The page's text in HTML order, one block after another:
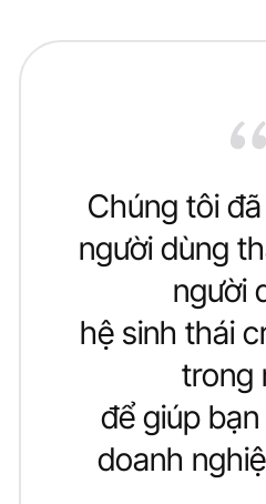
Chúng tôi
người dùng
người
hệ sinh thái
trong
để giúp
doanh